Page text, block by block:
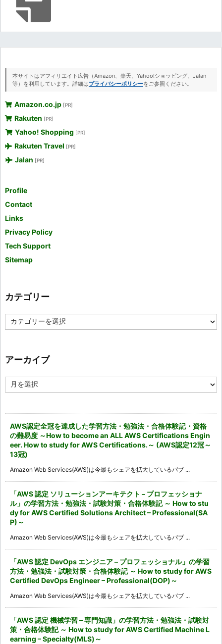
本サイトはアフィリエイト広告（Amazon、楽天、Yahoo!ショッピング、Jalan
等）を利用しています。詳細はプライバシーポリシーをご参照ください。
Amazon.co.jp [PR]
Rakuten [PR]
Yahoo! Shopping [PR]
Rakuten Travel [PR]
Jalan [PR]
Profile
Contact
Links
Privacy Policy
Tech Support
Sitemap
カテゴリー
テ
ー
アーカイブ
ー
AWS認定全冠を達成した学習方法・勉強法・合格体験記・資格
の難易度 ～How to become an ALL AWS Certifications Engin
eer. How to study for AWS Certifications.～ (AWS認定12冠～
13冠)
Amazon Web Services(AWS)は今最もシェアを拡大しているパブ ...
「AWS 認定 ソリューションアーキテクト – プロフェッショナ
ル」の学習方法・勉強法・試験対策・合格体験記 ～ How to stu
dy for AWS Certified Solutions Architect – Professional(SA
P)～
Amazon Web Services(AWS)は今最もシェアを拡大しているパブ ...
「AWS 認定 DevOps エンジニア – プロフェッショナル」の学習
方法・勉強法・試験対策・合格体験記 ～ How to study for AWS
Certified DevOps Engineer – Professional(DOP)～
Amazon Web Services(AWS)は今最もシェアを拡大しているパブ ...
「AWS 認定 機械学習 – 専門知識」の学習方法・勉強法・試験対
策・合格体験記 ～ How to study for AWS Certified Machine L
earning – Specialty(MLS)～